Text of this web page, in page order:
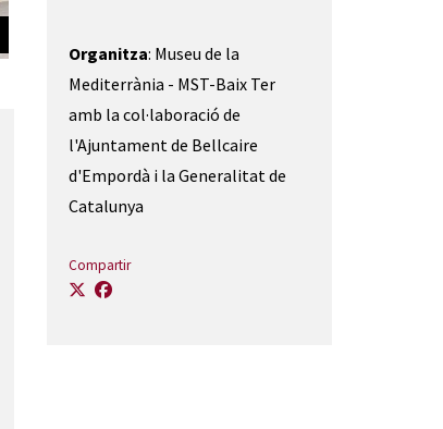
Organitza: Museu de la
Mediterrània - MST-Baix Ter
amb la col·laboració de
l'Ajuntament de Bellcaire
d'Empordà i la Generalitat de
Catalunya
Compartir